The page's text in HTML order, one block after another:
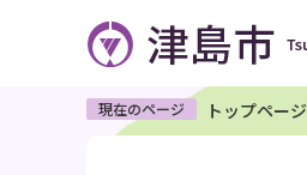
現在のページ トップページ